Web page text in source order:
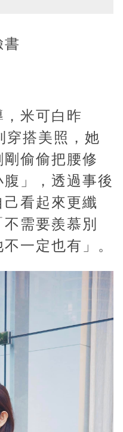
書
米可白昨
穿搭美照，她
偷偷把腰修
」，透過事後
看起來更纖
需要羨慕別
一定也有」。